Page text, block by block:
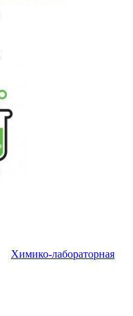
Химико-лабораторная